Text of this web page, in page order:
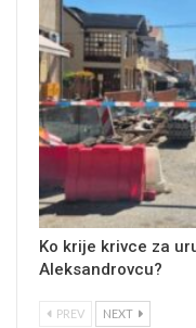
Ko krije krivce za
Aleksandrovcu?
PREV NEXT